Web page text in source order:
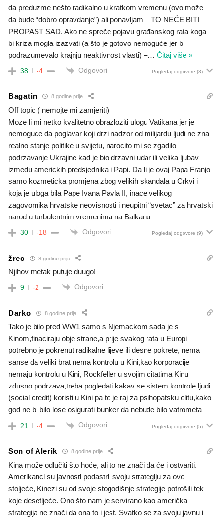
da preduzme nešto radikalno u kratkom vremenu (ovo može
da bude “dobro opravdanje”) ali ponavljam – TO NEĆE BITI
PROPAST SAD. Ako ne spreče pojavu građanskog rata koga
bi kriza mogla izazvati (a što je gotovo nemoguće jer bi
podrazumevalo krajnju neaktivnost vlasti) –… Čitaj više »
38 -4 Odgovori Pogledaj odgovore (3)
Bagatin 8 godine prije
Off topic ( nemojte mi zamjeriti)
Moze li mi netko kvalitetno obrazloziti ulogu Vatikana jer je
nemoguce da poglavar koji drzi nadzor od milijardu ljudi ne zna
realno stanje politike u svijetu, narocito mi se zgadilo
podrzavanje Ukrajine kad je bio drzavni udar ili velika ljubav
izmedu americkih predsjednika i Papi. Da li je ovaj Papa Franjo
samo kozmeticka promjena zbog velikih skandala u Crkvi i
koja je uloga bila Pape Ivana Pavla II, inace velikog
zagovornika hrvatske neovisnosti i neupitni “svetac” za hrvatski
narod u turbulentnim vremenima na Balkanu
30 -18 Odgovori Pogledaj odgovore (9)
žrec 8 godine prije
Njihov metak putuje duugo!
9 -2 Odgovori
Darko 8 godine prije
Tako je bilo pred WW1 samo s Njemackom sada je s
Kinom,finaciraju obje strane,a prije svakog rata u Europi
potrebno je pokrenut radikalne lijeve ili desne pokrete, nema
sanse da veliki brat nema kontrolu u Kini,kao korporacije
nemaju kontrolu u Kini, Rockfeller u svojim citatima Kinu
zdusno podrzava,treba pogledati kakav se sistem kontrole ljudi
(social credit) koristi u Kini pa to je raj za psihopatsku elitu,kako
god ne bi bilo lose osigurati bunker da nebude bilo vatrometa
21 -4 Odgovori Pogledaj odgovore (5)
Son of Alerik 8 godine prije
Kina može odlučiti što hoće, ali to ne znači da će i ostvariti.
Amerikanci su javnosti podastrli svoju strategiju za ovo
stoljeće, Kinezi su od svoje stogodišnje strategije potrošili tek
koje desetljeće. Ono što nam je servirano kao američka
strategija ne znači da ona to i jest. Svatko se za svoju javnu i